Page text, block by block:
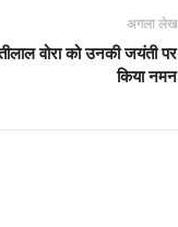
अगला लेख
वोरा को उनकी जयंती पर
किया नमन